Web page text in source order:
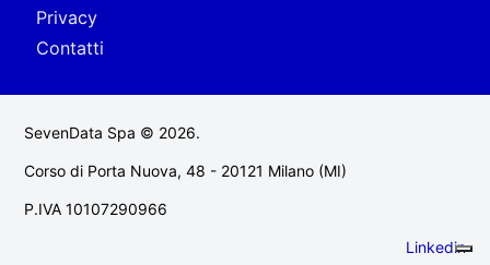
Privacy
Contatti
SevenData Spa © 2026.
Corso di Porta Nuova, 48 - 20121 Milano (MI)
P.IVA 10107290966
Linkedin